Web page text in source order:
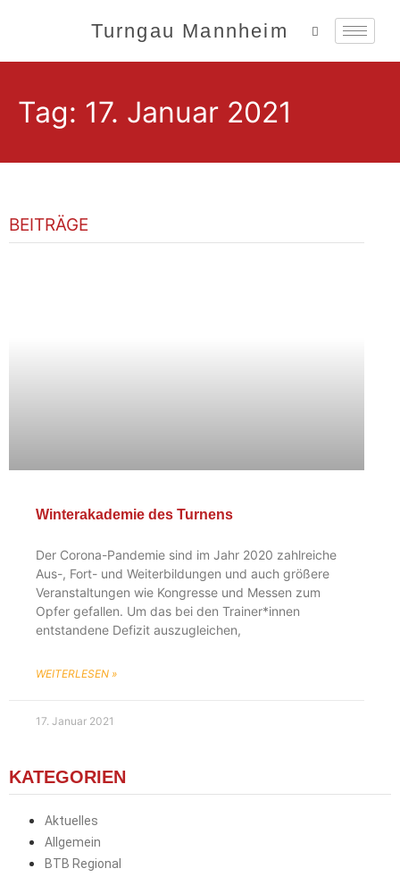
Turngau Mannheim
Tag: 17. Januar 2021
BEITRÄGE
Winterakademie des Turnens
Der Corona-Pandemie sind im Jahr 2020 zahlreiche
Aus-, Fort- und Weiterbildungen und auch größere
Veranstaltungen wie Kongresse und Messen zum
Opfer gefallen. Um das bei den Trainer*innen
entstandene Defizit auszugleichen,
WEITERLESEN »
17. Januar 2021
KATEGORIEN
Aktuelles
Allgemein
BTB Regional